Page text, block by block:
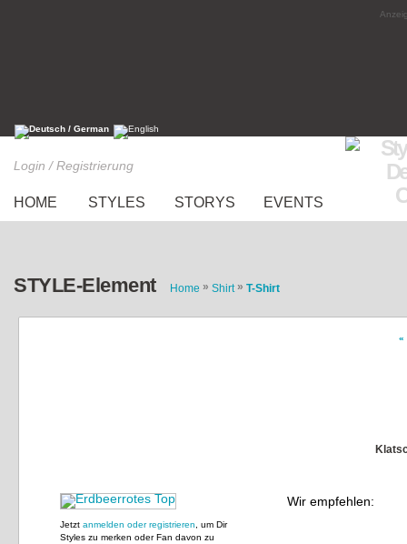
Login / Registrierung
HOME STYLES STORYS EVENTS
STYLE-Element Home » Shirt » T-Shirt
«
Jetzt anmelden oder registrieren , um Dir
Styles zu merken oder Fan davon zu
Wir empfehlen: